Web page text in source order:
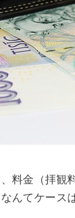
料金（拝観
んてケース